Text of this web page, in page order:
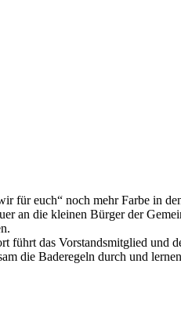
für euch“ noch mehr Farbe in
an die kleinen Bürger der
das Vorstandsmitglied und
die Baderegeln durch und